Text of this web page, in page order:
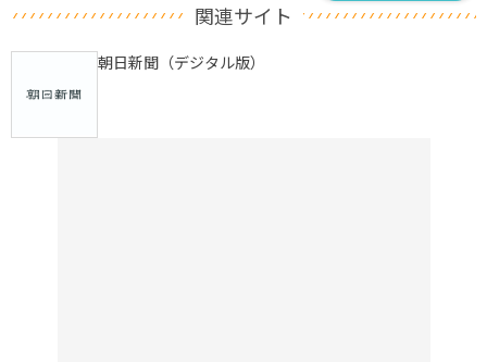
関連サイト
朝日新聞（デジタル版）